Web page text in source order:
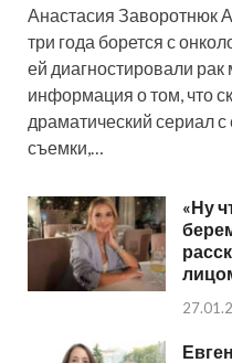
Анастасия Заворотнюк
три года борется с
ей диагностировали
информация о том, что
драматический сериал с
съемки,…
«Ну